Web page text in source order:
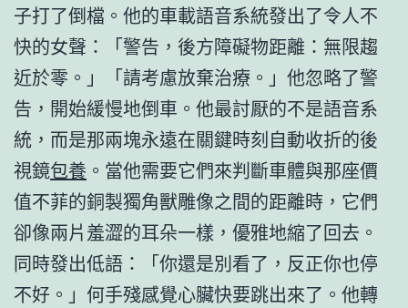
子打了倒檔。他的車載語音系統發出了令人不
快的女聲：「警告，後方障礙物距離：無限趨
近於零。」「請考慮放棄治療。」他忽略了警
告，開始緩慢地倒車。他最討厭的不是語音系
統，而是那兩塊永遠在關鍵時刻自動收折的後
視鏡包養 。當他需要它們來判斷車體與那座價
值不菲的銅製獨角獸雕像之間的距離時，它們
卻像兩片羞澀的耳朵一樣，優雅地縮了回去。
同時發出低語：「你還是別看了，反正你也停
不好。」何手殘感覺心臟快要跳出來了。他轉